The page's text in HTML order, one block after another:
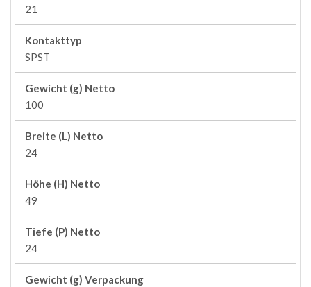
21
Kontakttyp
SPST
Gewicht (g) Netto
100
Breite (L) Netto
24
Höhe (H) Netto
49
Tiefe (P) Netto
24
Gewicht (g) Verpackung